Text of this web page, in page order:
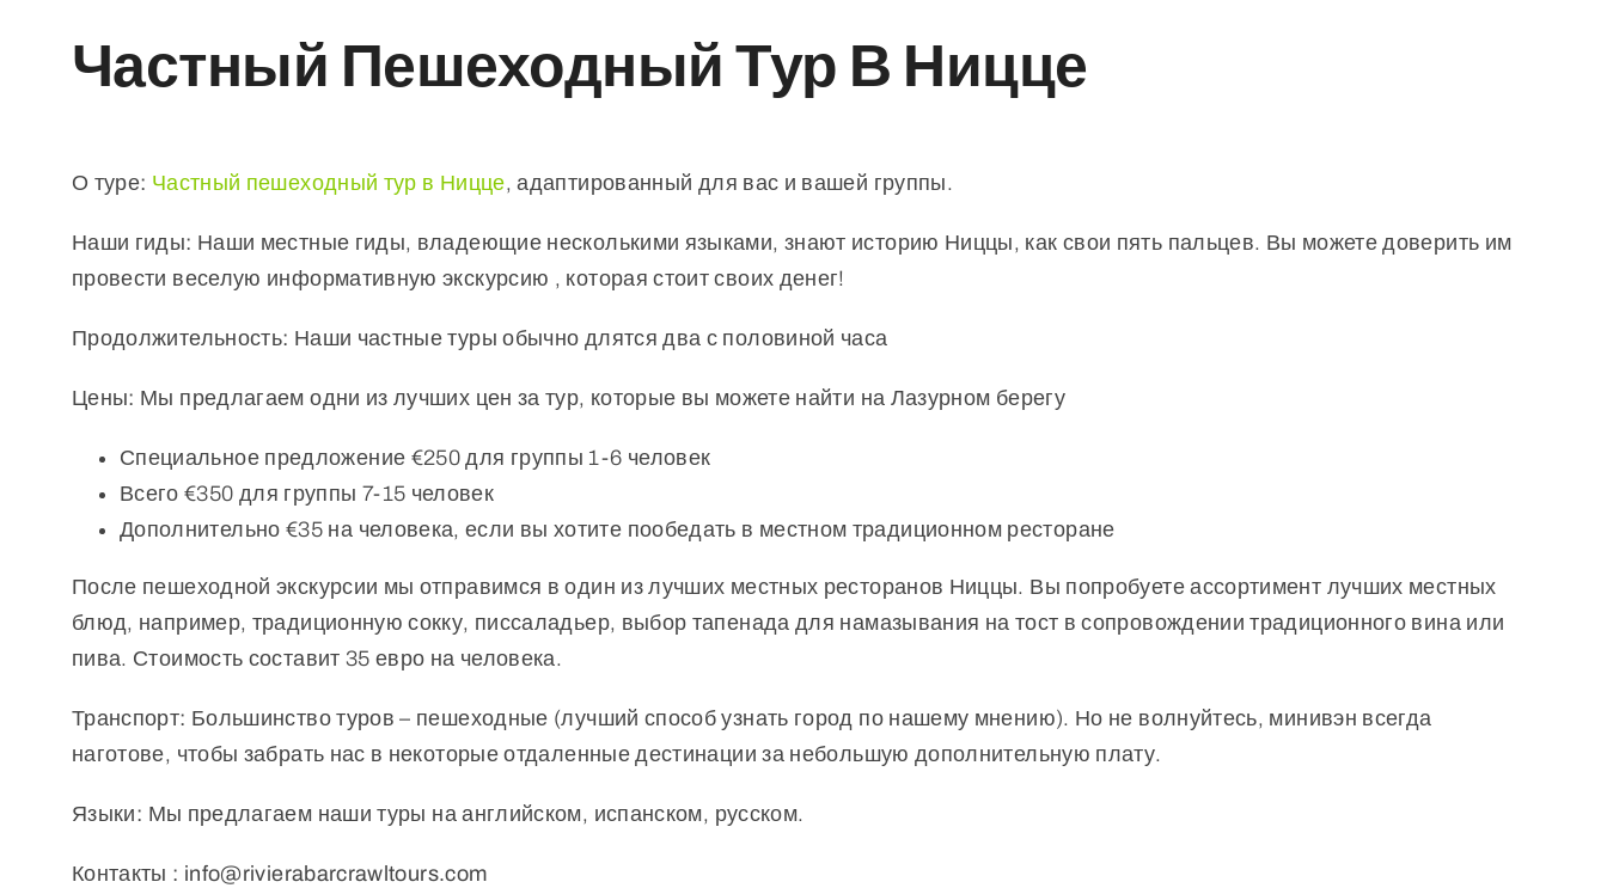
Частный Пешеходный Тур В Ницце
О туре: Частный пешеходный тур в Ницце, адаптированный для вас и вашей группы.
Наши гиды: Наши местные гиды, владеющие несколькими языками, знают историю Ниццы, как свои пять пальцев. Вы можете доверить им
провести веселую информативную экскурсию , которая стоит своих денег!
Продолжительность: Наши частные туры обычно длятся два с половиной часа
Цены: Мы предлагаем одни из лучших цен за тур, которые вы можете найти на Лазурном берегу
Специальное предложение €250 для группы 1-6 человек
Всего €350 для группы 7-15 человек
Дополнительно €35 на человека, если вы хотите пообедать в местном традиционном ресторане
После пешеходной экскурсии мы отправимся в один из лучших местных ресторанов Ниццы. Вы попробуете ассортимент лучших местных
блюд, например, традиционную сокку, писсаладьер, выбор тапенада для намазывания на тост в сопровождении традиционного вина или
пива. Стоимость составит 35 евро на человека.
Транспорт: Большинство туров – пешеходные (лучший способ узнать город по нашему мнению). Но не волнуйтесь, минивэн всегда
наготове, чтобы забрать нас в некоторые отдаленные дестинации за небольшую дополнительную плату.
Языки: Мы предлагаем наши туры на английском, испанском, русском.
Контакты : info@rivierabarcrawltours.com